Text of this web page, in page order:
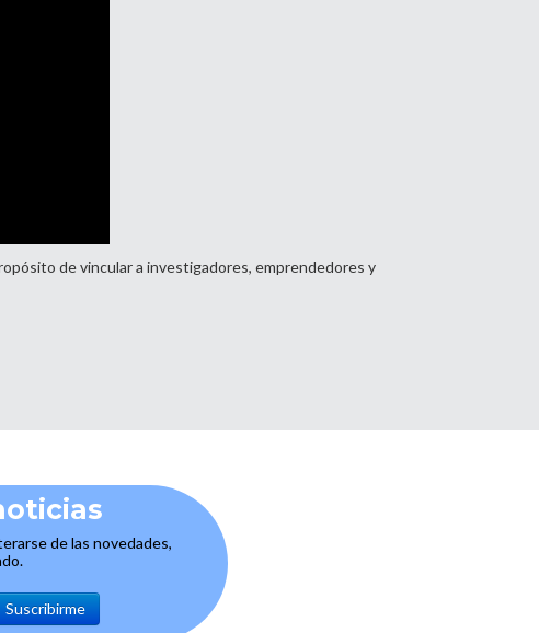
de vincular a investigadores, emprendedores y
de las novedades,